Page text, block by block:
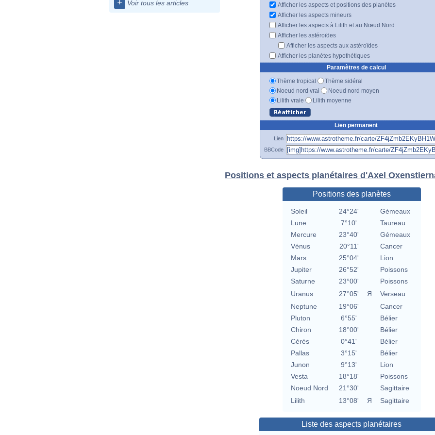
+ Voir tous les articles
Afficher les aspects et positions des planètes
Afficher les aspects mineurs
Afficher les aspects à Lilith et au Nœud Nord
Afficher les astéroïdes
Afficher les aspects aux astéroïdes
Afficher les planètes hypothétiques
Paramètres de calcul
Thème tropical
Thème sidéral
Noeud nord vrai
Noeud nord moyen
Lilith vraie
Lilith moyenne
Lien permanent
Lien
BBCode
Positions et aspects planétaires d'Axel
Positions des planètes
Soleil 24°24'
Gémeaux
Lune
7°10'
Taureau
Mercure
23°40'
Gémeaux
Vénus
20°11'
Cancer
Mars
25°04'
Lion
Jupiter
26°52'
Poissons
Saturne
23°00'
Poissons
Uranus
27°05' Я
Verseau
Neptune
19°06'
Cancer
Pluton
6°55'
Bélier
Chiron
18°00'
Bélier
Cérès
0°41'
Bélier
Pallas
3°15'
Bélier
Junon
9°13'
Lion
Vesta
18°18'
Poissons
Noeud Nord
21°30'
Sagittaire
Lilith
13°08' Я Sagittaire
Liste des aspects planétaires